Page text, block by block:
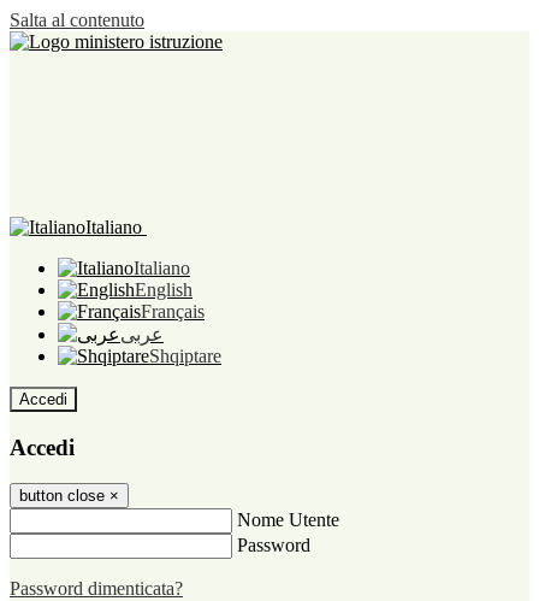
Salta al contenuto
Italiano
Italiano
English
Français
عربى
Shqiptare
Accedi
Accedi
button close ×
Nome Utente
Password
Password dimenticata?